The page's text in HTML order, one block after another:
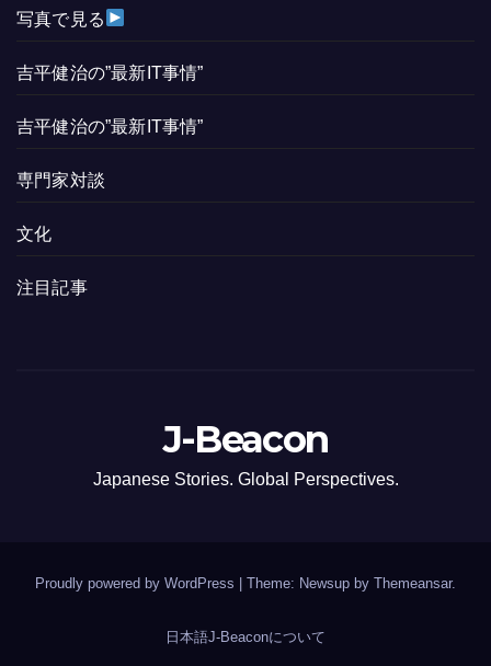
写真で見る
吉平健治の”最新IT事情”
吉平健治の”最新IT事情”
専門家対談
文化
注目記事
J-Beacon
Japanese Stories. Global Perspectives.
Proudly powered by WordPress Theme: Newsup by Themeansar.
日本語J-Beaconについて